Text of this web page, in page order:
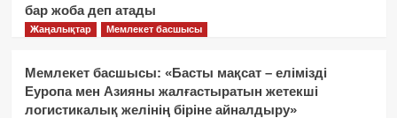
бар жоба деп атады
Жаңалықтар Мемлекет басшысы
Мемлекет басшысы: «Басты мақсат – елімізді
Еуропа мен Азияны жалғастыратын жетекші
логистикалық желінің біріне айналдыру»